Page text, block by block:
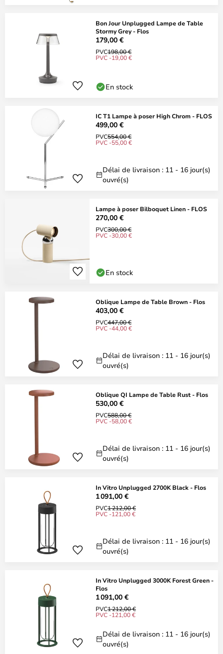
Bon Jour Unplugged Lampe de Table
Stormy Grey - Flos
179,00 €
PVC198,00 €
PVC -19,00 €
En stock
IC T1 Lampe à poser High Chrom - FLOS
499,00 €
PVC554,00 €
PVC -55,00 €
Délai de livraison : 11 - 16 jour(s)
ouvré(s)
Lampe à poser Bilboquet Linen - FLOS
270,00 €
PVC300,00 €
PVC -30,00 €
En stock
Oblique Lampe de Table Brown - Flos
403,00 €
PVC447,00 €
PVC -44,00 €
Délai de livraison : 11 - 16 jour(s)
ouvré(s)
Oblique QI Lampe de Table Rust - Flos
530,00 €
PVC588,00 €
PVC -58,00 €
Délai de livraison : 11 - 16 jour(s)
ouvré(s)
In Vitro Unplugged 2700K Black - Flos
1 091,00 €
PVC1 212,00 €
PVC -121,00 €
Délai de livraison : 11 - 16 jour(s)
ouvré(s)
In Vitro Unplugged 3000K Forest Green -
Flos
1 091,00 €
PVC1 212,00 €
PVC -121,00 €
Délai de livraison : 11 - 16 jour(s)
ouvré(s)